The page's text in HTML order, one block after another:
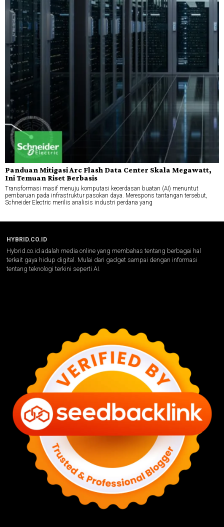
Panduan Mitigasi Arc Flash Data Center Skala Megawatt,
Ini Temuan Riset Berbasis
Transformasi masif menuju komputasi kecerdasan buatan (AI) menuntut
pembaruan pada infrastruktur pasokan daya. Merespons tantangan tersebut,
Schneider Electric merilis analisis industri perdana yang
HYBRID.CO.ID
Hybrid.co.id adalah media online yang membahas tentang berbagai hal
terkait gaya hidup digital. Mulai dari gadget sampai dengan informasi
tentang teknologi terkini seperti AI.